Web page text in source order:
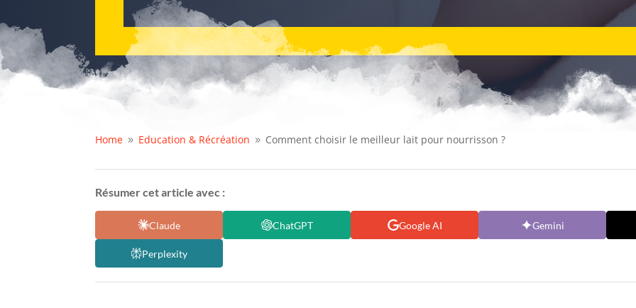
Home 9 Education & Récréation 9 Comment choisir le meilleur lait pour nourrisson ?
Résumer cet article avec :
Claude ChatGPT Google AI Gemini
Perplexity